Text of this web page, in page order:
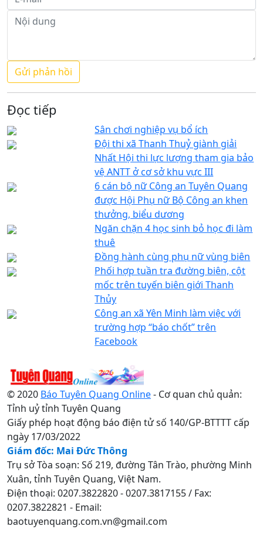
Đọc tiếp
Sân chơi nghiệp vụ bổ ích
Đội thi xã Thanh Thuỷ giành giải
Nhất Hội thi lực lượng tham gia bảo
vệ ANTT ở cơ sở khu vực III
6 cán bộ nữ Công an Tuyên Quang
được Hội Phụ nữ Bộ Công an khen
thưởng, biểu dương
Ngăn chặn 4 học sinh bỏ học đi làm
thuê
Đồng hành cùng phụ nữ vùng biên
Phối hợp tuần tra đường biên, cột
mốc trên tuyến biên giới Thanh
Thủy
Công an xã Yên Minh làm việc với
trường hợp “báo chốt” trên
Facebook
© 2020 Báo Tuyên Quang Online- Cơ quan chủ quản:
Tỉnh uỷ tỉnh Tuyên Quang
Giấy phép hoạt động báo điện tử số 140/GP-BTTTT cấp
ngày 17/03/2022
Giám đốc: Mai Đức Thông
Trụ sở Tòa soạn: Số 219, đường Tân Trào, phường Minh
Xuân, tỉnh Tuyên Quang, Việt Nam.
Điện thoại: 0207.3822820 - 0207.3817155 / Fax:
0207.3822821 - Email:
baotuyenquang.com.vn@gmail.com